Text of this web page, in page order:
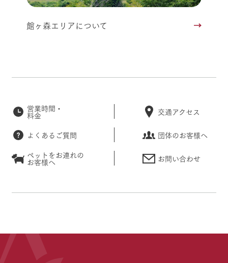
館ヶ森エリアについて
営業時間・
料金 交通アクセス
よくあるご質問
団体のお客様へ
ペットをお連れの
お客様へ お問い合わせ